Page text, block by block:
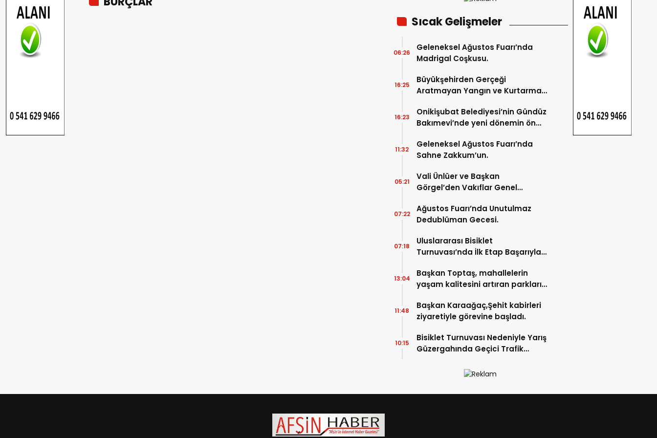
Sıcak Gelişmeler
Geleneksel Ağustos Fuarı’nda
Madrigal Coşkusu.
06:26
Büyükşehirden Gerçeği
Aratmayan Yangın ve Kurtarma
16:25
Onikişubat Belediyesi’nin Gündüz
Bakımevi’nde yeni dönemin ön
16:23
Geleneksel Ağustos Fuarı’nda
Sahne Zakkum’un.
11:32
Vali Ünlüer ve Başkan
Görgel’den Vakıflar Genel
05:21
Ağustos Fuarı’nda Unutulmaz
Dedublüman Gecesi.
07:22
Uluslararası Bisiklet
Turnuvası’nda İlk Etap Başarıyla
07:18
Başkan Toptaş, mahallelerin
yaşam kalitesini artıran parkları
13:04
Başkan Karaağaç,Şehit kabirleri
ziyaretiyle görevine başladı.
11:48
Bisiklet Turnuvası Nedeniyle Yarış
Güzergahında Geçici Trafik
10:15